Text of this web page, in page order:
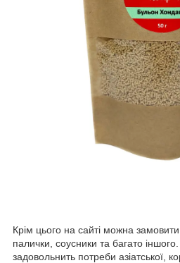
Крім цього на сайті можна
палички, соусники та багато
задовольнить потреби азіатської,